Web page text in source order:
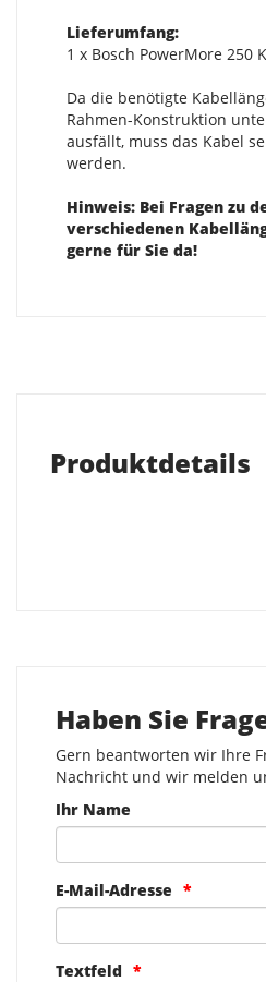
Lieferumfang:
1 x Bosch PowerMore 250
Da die benötigte
Rahmen-Konstruktion
ausfällt, muss das Kabel
werden.
Hinweis: Bei Fragen zu
verschiedenen
gerne für Sie da!
Produktdetails
Haben Sie
Gern beantworten wir Ihre
Nachricht und wir melden
Ihr Name
E-Mail-Adresse
Textfeld